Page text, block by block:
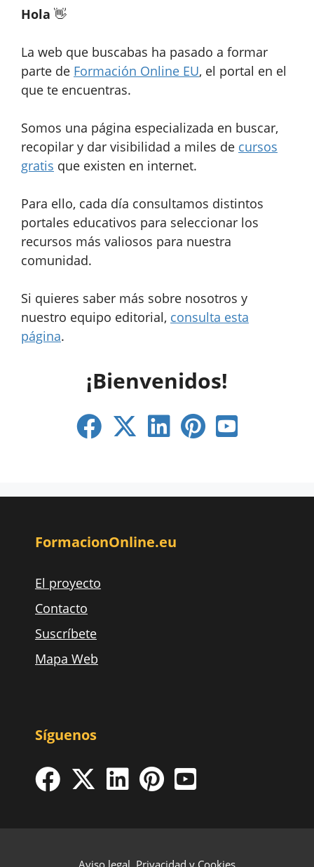
Hola 👋
La web que buscabas ha pasado a formar
parte de Formación Online EU, el portal en el
que te encuentras.
Somos una página especializada en buscar,
recopilar y dar visibilidad a miles de cursos
gratis que existen en internet.
Para ello, cada día consultamos distintos
portales educativos para seleccionar los
recursos más valiosos para nuestra
comunidad.
Si quieres saber más sobre nosotros y
nuestro equipo editorial, consulta esta
página.
¡Bienvenidos!
FormacionOnline.eu
El proyecto
Contacto
Suscríbete
Mapa Web
Síguenos
Aviso legal, Privacidad y Cookies